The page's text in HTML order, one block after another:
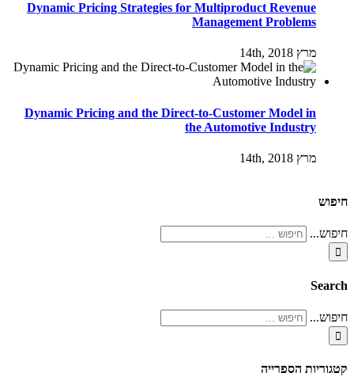
Dynamic Pricing Strategies for Multiproduct Revenue
Management Problems
מרץ 14th, 2018
Dynamic Pricing and the Direct-to-Customer Model in
the Automotive Industry
מרץ 14th, 2018
חיפוש
חיפוש...
Search
חיפוש...
קטגוריות הספרייה